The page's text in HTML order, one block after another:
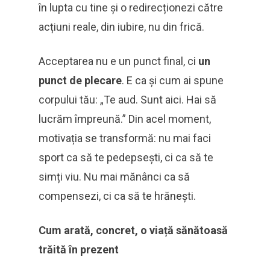
în lupta cu tine și o redirecționezi către
acțiuni reale, din iubire, nu din frică.
Acceptarea nu e un punct final, ci un
punct de plecare. E ca și cum ai spune
corpului tău: „Te aud. Sunt aici. Hai să
lucrăm împreună.” Din acel moment,
motivația se transformă: nu mai faci
sport ca să te pedepsești, ci ca să te
simți viu. Nu mai mănânci ca să
compensezi, ci ca să te hrănești.
Cum arată, concret, o viață sănătoasă
trăită în prezent